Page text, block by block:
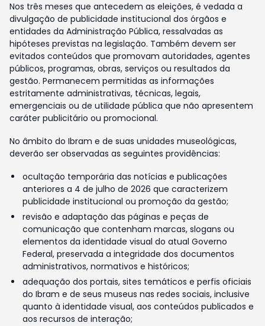
Nos três meses que antecedem as eleições, é vedada a
divulgação de publicidade institucional dos órgãos e
entidades da Administração Pública, ressalvadas as
hipóteses previstas na legislação. Também devem ser
evitados conteúdos que promovam autoridades, agentes
públicos, programas, obras, serviços ou resultados da
gestão. Permanecem permitidas as informações
estritamente administrativas, técnicas, legais,
emergenciais ou de utilidade pública que não apresentem
caráter publicitário ou promocional.
No âmbito do Ibram e de suas unidades museológicas,
deverão ser observadas as seguintes providências:
ocultação temporária das notícias e publicações
anteriores a 4 de julho de 2026 que caracterizem
publicidade institucional ou promoção da gestão;
revisão e adaptação das páginas e peças de
comunicação que contenham marcas, slogans ou
elementos da identidade visual do atual Governo
Federal, preservada a integridade dos documentos
administrativos, normativos e históricos;
adequação dos portais, sites temáticos e perfis oficiais
do Ibram e de seus museus nas redes sociais, inclusive
quanto à identidade visual, aos conteúdos publicados e
aos recursos de interação;